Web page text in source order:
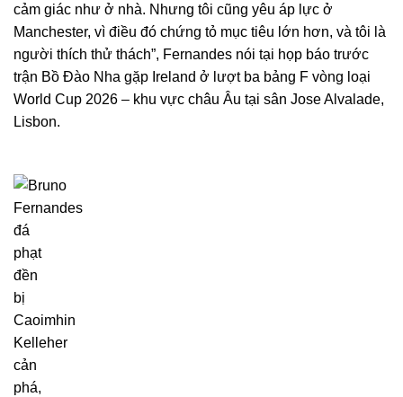
cảm giác như ở nhà. Nhưng tôi cũng yêu áp lực ở
Manchester, vì điều đó chứng tỏ mục tiêu lớn hơn, và tôi là
người thích thử thách”, Fernandes nói tại họp báo trước
trận Bồ Đào Nha gặp Ireland ở lượt ba bảng F vòng loại
World Cup 2026 – khu vực châu Âu tại sân Jose Alvalade,
Lisbon.